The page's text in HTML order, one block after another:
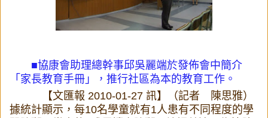
■協康會助理總幹事邱吳麗端於發佈會中簡介
「家長教育手冊」，推行社區為本的教育工作。
【文匯報 2010-01-27 訊】（記者 陳思雅）
據統計顯示，每10名學童就有1人患有不同程度的學